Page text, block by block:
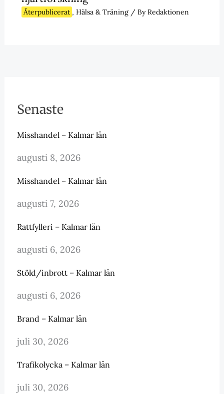
Återpublicerat , Hälsa & Träning/ ByRedaktionen
Senaste
Misshandel – Kalmar län
augusti 8, 2026
Misshandel – Kalmar län
augusti 7, 2026
Rattfylleri – Kalmar län
augusti 6, 2026
Stöld/inbrott – Kalmar län
augusti 6, 2026
Brand – Kalmar län
juli 30, 2026
Trafikolycka – Kalmar län
juli 30, 2026